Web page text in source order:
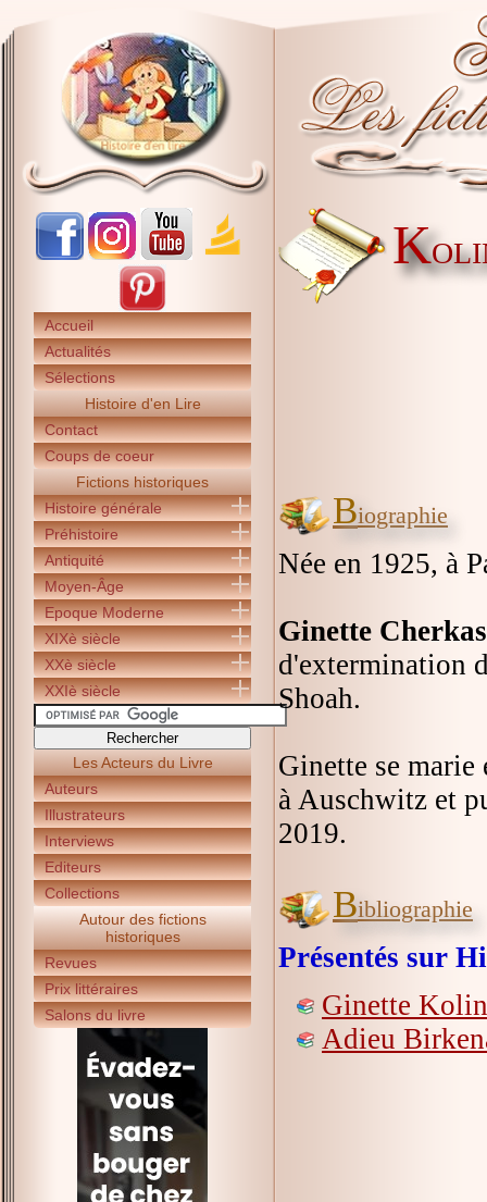
Accueil
Actualités
Sélections
Histoire d'en Lire
Contact
Coups de coeur
Fictions historiques
Histoire générale
Préhistoire
Antiquité
Moyen-Âge
Epoque Moderne
XIXè siècle
XXè siècle
XXIè siècle
Les Acteurs du Livre
Auteurs
Illustrateurs
Interviews
Editeurs
Collections
Autour des fictions
historiques
Revues
Prix littéraires
Salons du livre
K
Biographie
Née en 1925, à
Ginette
d'extermination
Shoah.
Ginette se marie
à Auschwitz et
2019.
Bibliographie
Présentés sur
Ginette
Adieu